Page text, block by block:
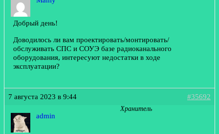
Добрый день!
Доводилось ли вам проектировать/монтировать/
обслуживать СПС и СОУЭ базе радиоканального
оборудования, интересуют недостатки в ходе
эксплуатации?
7 августа 2023 в 9:44 #35692
admin
Хранитель